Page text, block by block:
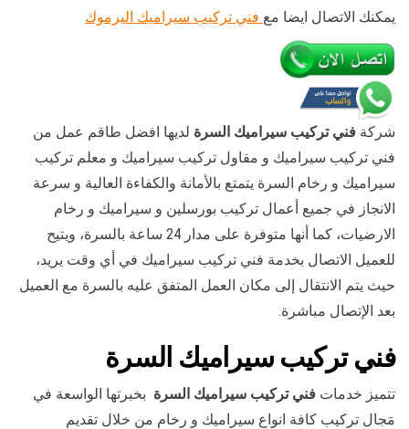
يمكنك الاتصال ايضا مع فني تركيب سيراميك اليرموك
شركة فني تركيب سيراميك السرة لديها افضل طاقم عمل من
فني تركيب سيراميك و مقاول تركيب سيراميك و معلم تركيب
سيراميك و رخام السرة يتمتع بالأمانة والكفاءة العالية و سرعة
الانجاز في جميع أعمال تركيب بورسلين و سيراميك و رخام
الارضيات، كما أنها متوفرة على مدار 24 ساعة بالسرة، ويتيح
للعميل الاتصال بخدمة فني تركيب سيراميك في أي وقت يريد،
حيث يتم الانتقال إلى مكان العمل المتفق عليه بالسرة مع العميل
بعد الإتصال مباشرة.
فني تركيب سيراميك السرة
تتميز خدمات فني تركيب سيراميك السرة بخبرتها الواسعة في
مَجال تركيب كافة انواع سيراميك و رخام من خلال تقديم